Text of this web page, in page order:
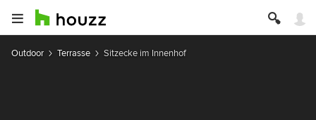
Outdoor Terrasse Sitzecke im Innenhof